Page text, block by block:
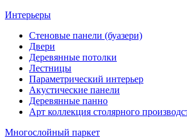
Интерьеры
Стеновые панели (буазери)
Двери
Деревянные потолки
Лестницы
Параметрический интерьер
Акустические панели
Деревянные панно
Арт коллекция столярного
Многослойный паркет